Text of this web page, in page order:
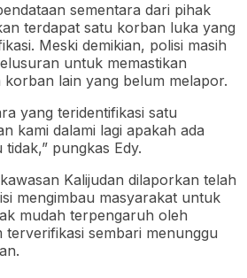
sementara dari pihak
terdapat satu korban luka yang
Meski demikian, polisi masih
untuk memastikan
korban lain yang belum melapor.
yang teridentifikasi satu
kami dalami lagi apakah ada
pungkas Edy.
Kalijudan dilaporkan telah
mengimbau masyarakat untuk
mudah terpengaruh oleh
sembari menunggu